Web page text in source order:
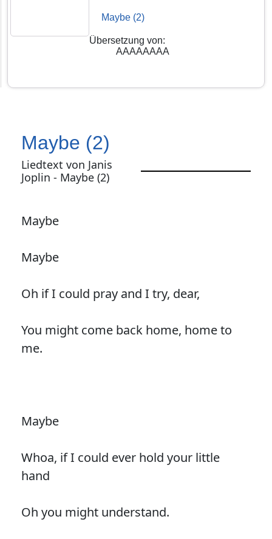
Maybe (2)
Übersetzung von:
AAAAAAAA
Maybe (2)
Liedtext von Janis
Joplin - Maybe (2)
Maybe
Maybe
Oh if I could pray and I try, dear,
You might come back home, home to
me.
Maybe
Whoa, if I could ever hold your little
hand
Oh you might understand.